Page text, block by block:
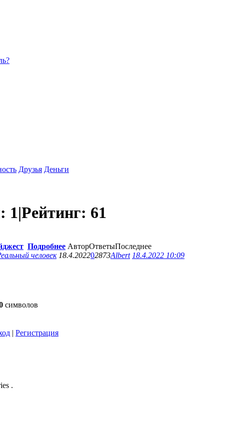
Друзья Деньги
1|Рейтинг: 61
Подробнее АвторОтветыПоследнее
18.4.202202873Albert 18.4.2022 10:09
символов
| Регистрация
.